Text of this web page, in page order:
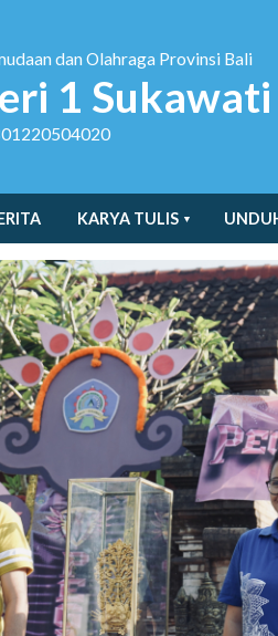
dan Olahraga Provinsi Bali
1 Sukawati
KARYA TULIS